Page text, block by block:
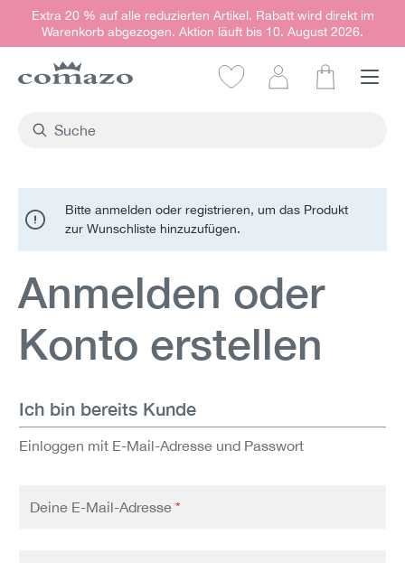
springen
Extra 20 % auf alle reduzierten Artikel. Rabatt wird direkt im
Warenkorb abgezogen. Aktion läuft bis 10. August 2026.
Bitte anmelden oder registrieren, um das Produkt
zur Wunschliste hinzuzufügen.
Anmelden oder
Konto erstellen
Ich bin bereits Kunde
Einloggen mit E-Mail-Adresse und Passwort
Deine E-Mail-Adresse *